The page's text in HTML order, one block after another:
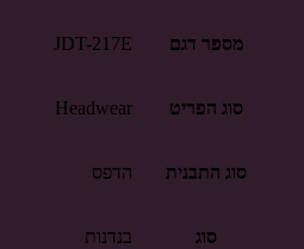
מספר דגם JDT-217E
סוג הפריט Headwear
סוג התבנית הדפס
סוג בנדנות